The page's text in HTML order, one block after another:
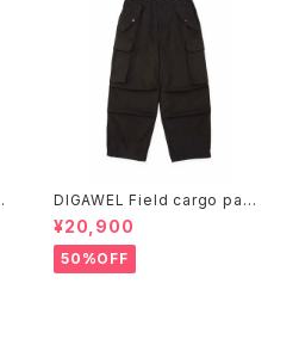
DIGAWEL Field cargo pant
s (garment dye)
¥20,900
50%OFF